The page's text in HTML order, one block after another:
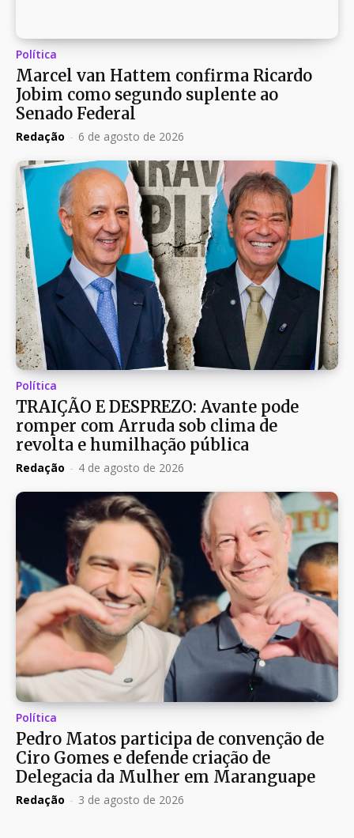
Política
Marcel van Hattem confirma Ricardo
Jobim como segundo suplente ao
Senado Federal
Redação - 6 de agosto de 2026
Política
TRAIÇÃO E DESPREZO: Avante pode
romper com Arruda sob clima de
revolta e humilhação pública
Redação - 4 de agosto de 2026
Política
Pedro Matos participa de convenção de
Ciro Gomes e defende criação de
Delegacia da Mulher em Maranguape
Redação - 3 de agosto de 2026